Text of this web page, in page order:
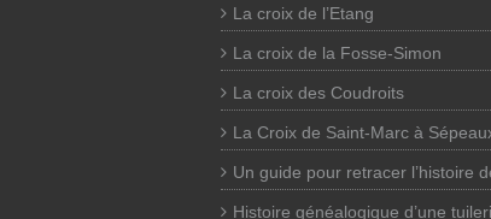
La croix de l’Etang
La croix de la Fosse-Simon
La croix des Coudroits
La Croix de Saint-Marc à
Un guide pour retracer l’histoire
Histoire généalogique d’une